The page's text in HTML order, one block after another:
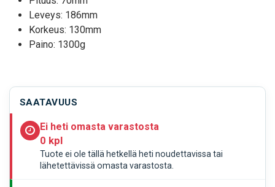
Leveys: 186mm
Korkeus: 130mm
Paino: 1300g
SAATAVUUS
Ei heti omasta varastosta
0 kpl
Tuote ei ole tällä hetkellä heti noudettavissa tai
lähetettävissä omasta varastosta.